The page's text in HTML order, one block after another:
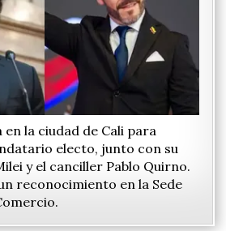
la ciudad de Cali para
electo, junto con su
y el canciller Pablo Quirno.
reconocimiento en la Sede